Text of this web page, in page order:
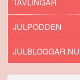
JULPODDEN
JULBLOGGAR.NU